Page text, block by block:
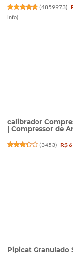
(4859973)
info)
calibrador
| Compressor de
(3453) R$
Pipicat Granulado